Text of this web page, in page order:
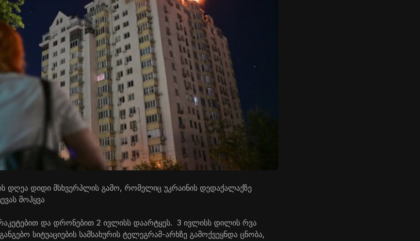
დღეა დიდი მსხვერპლის გამო, რომელიც უკრაინის დედაქალაქზე
მოჰყვა
რაკეტებით და დრონებით 2 ივლისს დაარტყეს. 3 ივლისს დილის რვა
სიტუაციების სამსახურის ტელეგრამ-არხზე გამოქვეყნდა ცნობა,